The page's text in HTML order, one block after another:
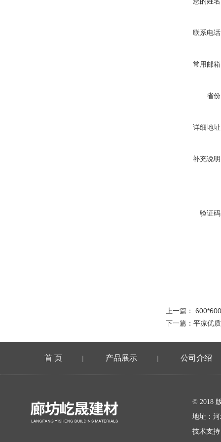
联系电
常用邮
省
详细地
补充说
验证
上一篇：
下一篇： 平凉优
首 页 | 产品展示 | 公司介绍
© 2018
地址：
技术支